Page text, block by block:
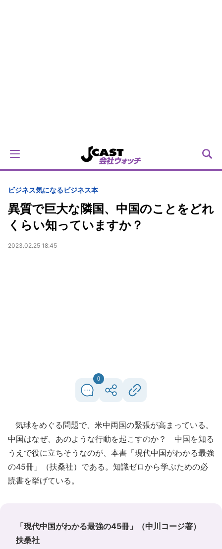
ビジネス気になるビジネス本
異質で巨大な隣国、中国のことをどれ
くらい知っていますか？
2023.02.25 18:45
0
気球をめぐる問題で、米中両国の緊張が高まっている。
中国はなぜ、あのような行動を起こすのか？ 中国を知る
うえで役に立ちそうなのが、本書「現代中国がわかる最強
の45冊」（扶桑社）である。知識ゼロから学ぶための必
読書を挙げている。
「現代中国がわかる最強の45冊」（中川コージ著）
扶桑社